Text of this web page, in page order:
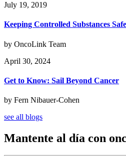
July 19, 2019
Keeping Controlled Substances
by OncoLink Team
April 30, 2024
Get to Know: Sail Beyond Cancer
by Fern Nibauer-Cohen
see all blogs
Mantente al día con